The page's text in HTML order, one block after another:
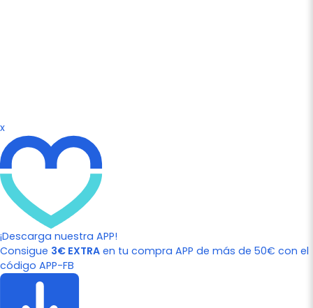
x
¡Descarga nuestra APP!
Consigue 3€ EXTRA en tu compra APP de más de 50€ con el
código APP-FB